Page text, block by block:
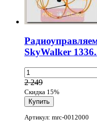
SkyWalker
2 249
Скидка 15%
Артикул: mrc-0012000